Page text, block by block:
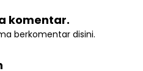
komentar.
berkomentar disini.